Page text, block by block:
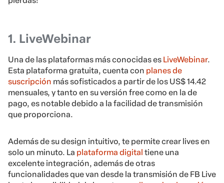
1. LiveWebinar
Una de las plataformas más conocidas es LiveWebinar.
Esta plataforma gratuita, cuenta con planes de
suscripción más sofisticados a partir de los US$ 14.42
mensuales, y tanto en su versión free como en la de
pago, es notable debido a la facilidad de transmisión
que proporciona.
Además de su design intuitivo, te permite crear lives en
solo un minuto. La plataforma digital tiene una
excelente integración, además de otras
funcionalidades que van desde la transmisión de FB Live